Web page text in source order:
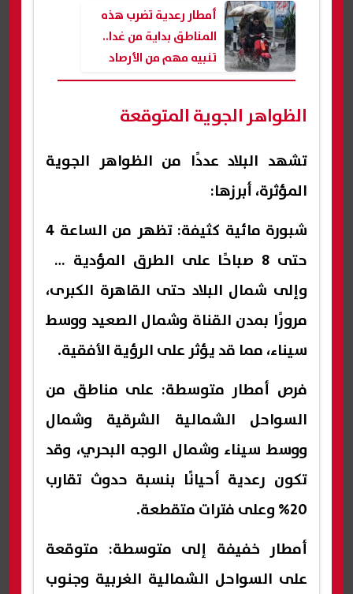
أمطار رعدية تضرب هذه
المناطق بداية من غدا..
تنبيه مهم من الأرصاد
الجوية عن حالة الطقس
الظواهر الجوية المتوقعة
تشهد البلاد عددًا من الظواهر الجوية
المؤثرة، أبرزها:
شبورة مائية كثيفة: تظهر من الساعة 4
حتى 8 صباحًا على الطرق المؤدية من
وإلى شمال البلاد حتى القاهرة الكبرى،
مرورًا بمدن القناة وشمال الصعيد ووسط
سيناء، مما قد يؤثر على الرؤية الأفقية.
فرص أمطار متوسطة: على مناطق من
السواحل الشمالية الشرقية وشمال
ووسط سيناء وشمال الوجه البحري، وقد
تكون رعدية أحيانًا بنسبة حدوث تقارب
20% وعلى فترات متقطعة.
أمطار خفيفة إلى متوسطة: متوقعة
على السواحل الشمالية الغربية وجنوب